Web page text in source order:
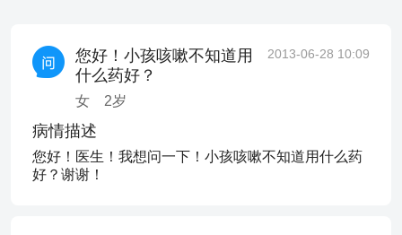
您好！小孩咳嗽不知道用
什么药好？
女 2岁
2013-06-28 10:09
病情描述
您好！医生！我想问一下！小孩咳嗽不知道用什么药
好？谢谢！